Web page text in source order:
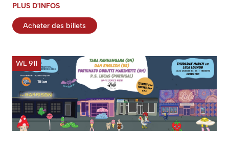
PLUS D'INFOS
Acheter des billets
WL 911